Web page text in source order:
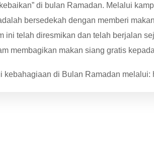
di bulan Ramadan. Melalui
bersedekah dengan memberi
telah diresmikan dan telah berjalan
membagikan makan siang gratis
di Bulan Ramadan